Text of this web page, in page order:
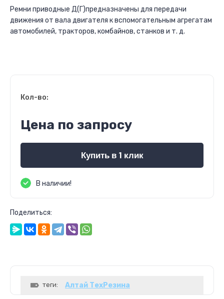
Ремни приводные Д(Г)предназначены для передачи
движения от вала двигателя к вспомогательным агрегатам
автомобилей, тракторов, комбайнов, станков и т. д.
Кол-во:
Цена по запросу
Купить в 1 клик
В наличии!
Поделиться:
теги: Алтай ТехРезина